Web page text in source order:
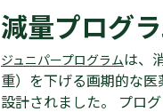
減量プログ
ジュニパープログラムは、
重）を下げる画期的な
設計されました。 プロ